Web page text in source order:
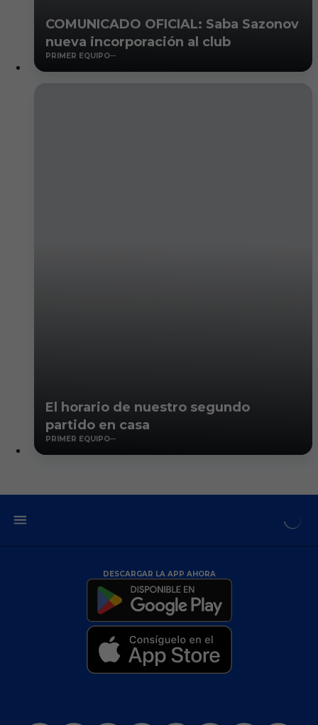
COMUNICADO OFICIAL: Saba Sazonov
nueva incorporación al club
PRIMER EQUIPO
El horario de nuestro segundo
partido en casa
PRIMER EQUIPO
DESCARGAR LA APP AHORA